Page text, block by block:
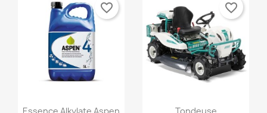
Aperçu rapide
Essence Alkylate Aspen
favorite_border
Aperçu rapide
Tondeuse
favorite_border